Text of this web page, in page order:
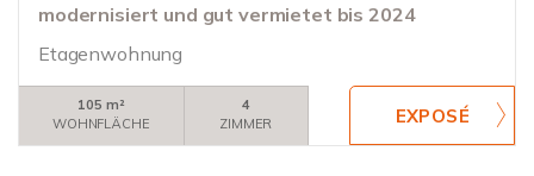
modernisiert und gut vermietet bis 2024
Etagenwohnung
105 m²
WOHNFLÄCHE
4
ZIMMER